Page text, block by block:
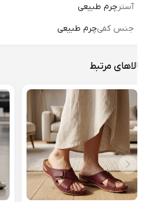
آسترچرم طبیعی
جنس کفی چرم طبیعی
مرتبط